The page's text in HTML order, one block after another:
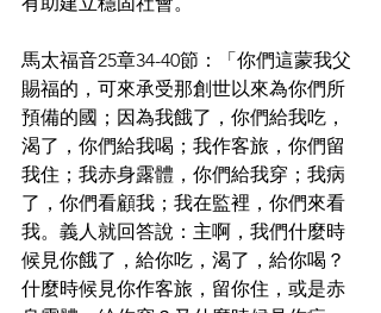
馬太福音25章34-40節：「你們這蒙我父
賜福的，可來承受那創世以來為你們所
預備的國；因為我餓了，你們給我吃，
渴了，你們給我喝；我作客旅，你們留
我住；我赤身露體，你們給我穿；我病
了，你們看顧我；我在監裡，你們來看
我。義人就回答說：主啊，我們什麼時
候見你餓了，給你吃，渴了，給你喝？
什麼時候見你作客旅，留你住，或是赤